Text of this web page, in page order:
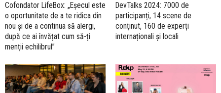
Cofondator LifeBox: „Eșecul este
o oportunitate de a te ridica din
nou și de a continua să alergi,
după ce ai învățat cum să-ți
menții echilibrul”
DevTalks 2024: 7000 de
participanți, 14 scene de
conținut, 160 de experți
internaționali și locali